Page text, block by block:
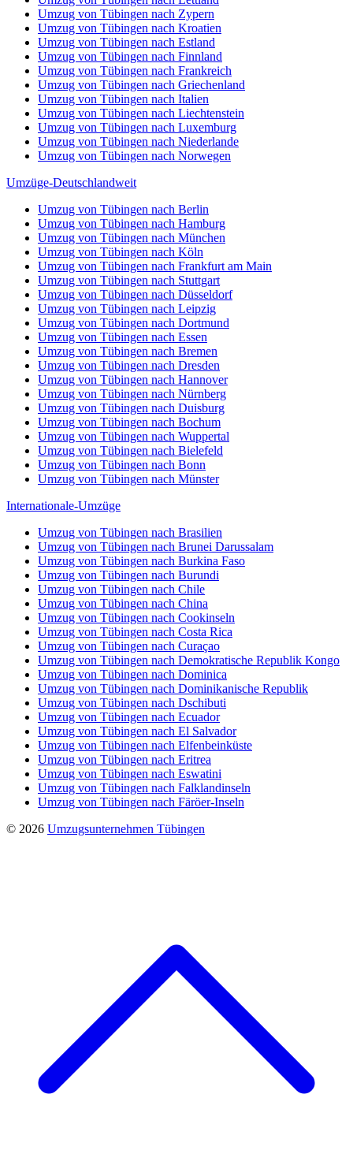
Umzug von Tübingen nach Zypern
Umzug von Tübingen nach Kroatien
Umzug von Tübingen nach Estland
Umzug von Tübingen nach Finnland
Umzug von Tübingen nach Frankreich
Umzug von Tübingen nach Griechenland
Umzug von Tübingen nach Italien
Umzug von Tübingen nach Liechtenstein
Umzug von Tübingen nach Luxemburg
Umzug von Tübingen nach Niederlande
Umzug von Tübingen nach Norwegen
Umzüge-Deutschlandweit
Umzug von Tübingen nach Berlin
Umzug von Tübingen nach Hamburg
Umzug von Tübingen nach München
Umzug von Tübingen nach Köln
Umzug von Tübingen nach Frankfurt am Main
Umzug von Tübingen nach Stuttgart
Umzug von Tübingen nach Düsseldorf
Umzug von Tübingen nach Leipzig
Umzug von Tübingen nach Dortmund
Umzug von Tübingen nach Essen
Umzug von Tübingen nach Bremen
Umzug von Tübingen nach Dresden
Umzug von Tübingen nach Hannover
Umzug von Tübingen nach Nürnberg
Umzug von Tübingen nach Duisburg
Umzug von Tübingen nach Bochum
Umzug von Tübingen nach Wuppertal
Umzug von Tübingen nach Bielefeld
Umzug von Tübingen nach Bonn
Umzug von Tübingen nach Münster
Internationale-Umzüge
Umzug von Tübingen nach Brasilien
Umzug von Tübingen nach Brunei Darussalam
Umzug von Tübingen nach Burkina Faso
Umzug von Tübingen nach Burundi
Umzug von Tübingen nach Chile
Umzug von Tübingen nach China
Umzug von Tübingen nach Cookinseln
Umzug von Tübingen nach Costa Rica
Umzug von Tübingen nach Curaçao
Umzug von Tübingen nach Demokratische Republik Kongo
Umzug von Tübingen nach Dominica
Umzug von Tübingen nach Dominikanische Republik
Umzug von Tübingen nach Dschibuti
Umzug von Tübingen nach Ecuador
Umzug von Tübingen nach El Salvador
Umzug von Tübingen nach Elfenbeinküste
Umzug von Tübingen nach Eritrea
Umzug von Tübingen nach Eswatini
Umzug von Tübingen nach Falklandinseln
Umzug von Tübingen nach Färöer-Inseln
© 2026 Umzugsunternehmen Tübingen